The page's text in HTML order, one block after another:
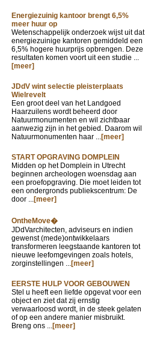
Energiezuinig kantoor brengt 6,5%
meer huur op
Wetenschappelijk onderzoek wijst uit dat
energiezuinige kantoren gemiddeld een
6,5% hogere huurprijs opbrengen. Deze
resultaten komen voort uit een studie ...
[meer]
JDdV wint selectie pleisterplaats
Wielrevelt
Een groot deel van het Landgoed
Haarzuilens wordt beheerd door
Natuurmonumenten en wil zichtbaar
aanwezig zijn in het gebied. Daarom wil
Natuurmonumenten haar ...[meer]
START OPGRAVING DOMPLEIN
Midden op het Domplein in Utrecht
beginnen archeologen woensdag aan
een proefopgraving. Die moet leiden tot
een ondergronds publiekscentrum: De
door ...[meer]
OntheMove�
JDdVarchitecten, adviseurs en indien
gewenst (mede)ontwikkelaars
transformeren leegstaande kantoren tot
nieuwe leefomgevingen zoals hotels,
zorginstellingen ...[meer]
EERSTE HULP VOOR GEBOUWEN
Stel u heeft een liefde opgevat voor een
object en ziet dat zij ernstig
verwaarloosd wordt, in de steek gelaten
of op een andere manier misbruikt.
Breng ons ...[meer]